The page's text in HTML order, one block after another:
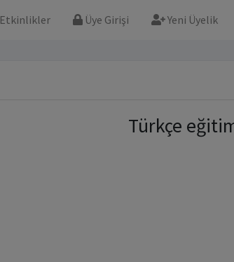
Etkinlikler Üye Girişi Yeni Üyelik
Türkçe